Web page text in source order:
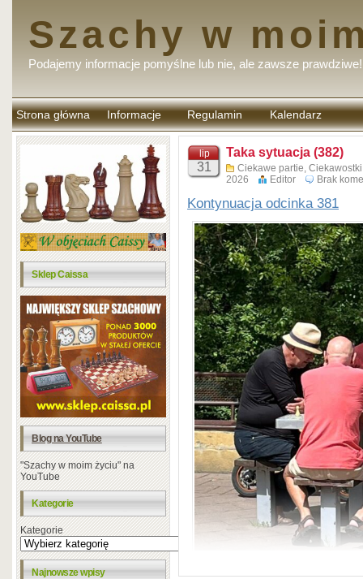
Szachy w
Podajemy informacje pomyślne lub nie, ale zawsze prawdziwe!
Strona główna Informacje Regulamin
komentarzy
Kalendarz
Sklep Caissa
Blog na YouTube
"Szachy w moim życiu" na
YouTube
Kategorie
Kategorie
Najnowsze wpisy
lip
31
Taka sytuacja (382)
Ciekawe partie,
2026
Editor Brak
Kontynuacja odcinka 381